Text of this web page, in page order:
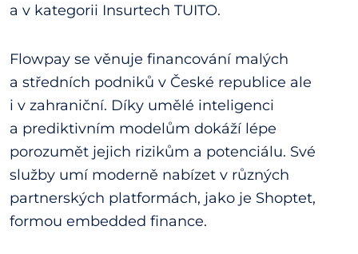
a v kategorii Insurtech TUITO.
Flowpay se věnuje financování malých
a středních podniků v České republice ale
i v zahraniční. Díky umělé inteligenci
a prediktivním modelům dokáží lépe
porozumět jejich rizikům a potenciálu. Své
služby umí moderně nabízet v různých
partnerských platformách, jako je Shoptet,
formou embedded finance.